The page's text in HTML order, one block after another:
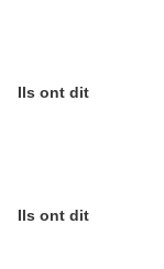
Ils ont dit
Ils ont dit